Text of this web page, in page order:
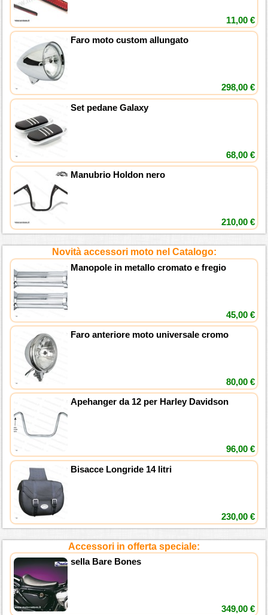
11,00 €
Faro moto custom allungato
298,00 €
Set pedane Galaxy
68,00 €
Manubrio Holdon nero
210,00 €
Novità accessori moto nel Catalogo:
Manopole in metallo cromato e fregio
45,00 €
Faro anteriore moto universale cromo
80,00 €
Apehanger da 12 per Harley Davidson
96,00 €
Bisacce Longride 14 litri
230,00 €
Accessori in offerta speciale:
sella Bare Bones
349,00 €